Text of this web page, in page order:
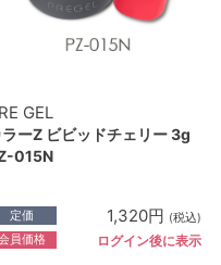
GEL
ラーZ ビビッドチェリー 3g
015N
定価 1,320円 (税込)
員価格 ログイン後に表示